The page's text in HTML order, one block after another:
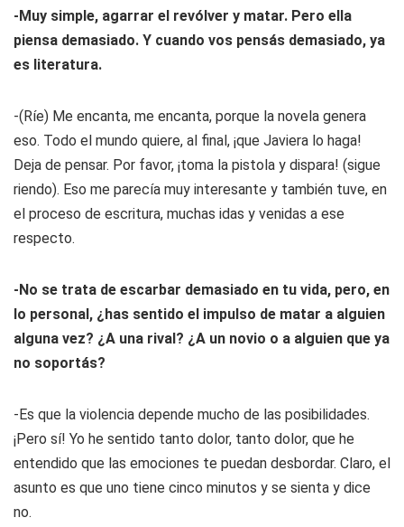
-Muy simple, agarrar el revólver y matar. Pero ella
piensa demasiado. Y cuando vos pensás demasiado, ya
es literatura.
-(Ríe) Me encanta, me encanta, porque la novela genera
eso. Todo el mundo quiere, al final, ¡que Javiera lo haga!
Deja de pensar. Por favor, ¡toma la pistola y dispara! (sigue
riendo). Eso me parecía muy interesante y también tuve, en
el proceso de escritura, muchas idas y venidas a ese
respecto.
-No se trata de escarbar demasiado en tu vida, pero, en
lo personal, ¿has sentido el impulso de matar a alguien
alguna vez? ¿A una rival? ¿A un novio o a alguien que ya
no soportás?
-Es que la violencia depende mucho de las posibilidades.
¡Pero sí! Yo he sentido tanto dolor, tanto dolor, que he
entendido que las emociones te puedan desbordar. Claro, el
asunto es que uno tiene cinco minutos y se sienta y dice
no.